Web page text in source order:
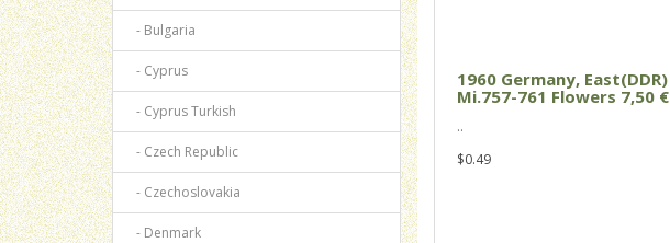
- Bulgaria
- Cyprus
- Cyprus Turkish
- Czech Republic
- Czechoslovakia
- Denmark
1960 Germany, East(DDR)
Mi.757-761 Flowers 7,50 €
..
$0.49